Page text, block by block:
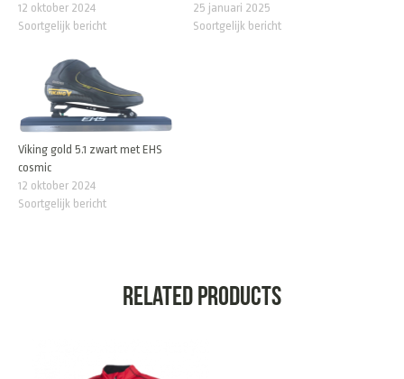
12 oktober 2024
Soortgelijk bericht
25 januari 2025
Soortgelijk bericht
Viking gold 5.1 zwart met EHS
cosmic
12 oktober 2024
Soortgelijk bericht
Related products